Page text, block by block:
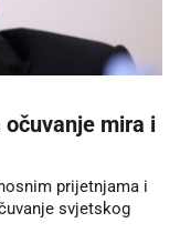
mira i
prijetnjama i
svjetskog